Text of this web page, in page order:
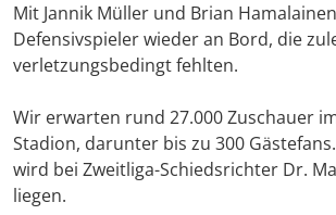
Mit Jannik Müller und Brian
Defensivspieler wieder an Bord, die
verletzungsbedingt fehlten.
Wir erwarten rund 27.000 Zuschauer
Stadion, darunter bis zu 300
wird bei Zweitliga-Schiedsrichter Dr.
liegen.